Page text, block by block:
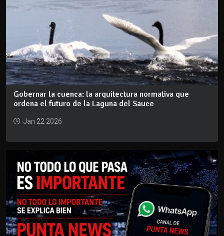
Gobernar la cuenca: la arquitectura normativa que
ordena el futuro de la Laguna del Sauce
Jan 22 2026